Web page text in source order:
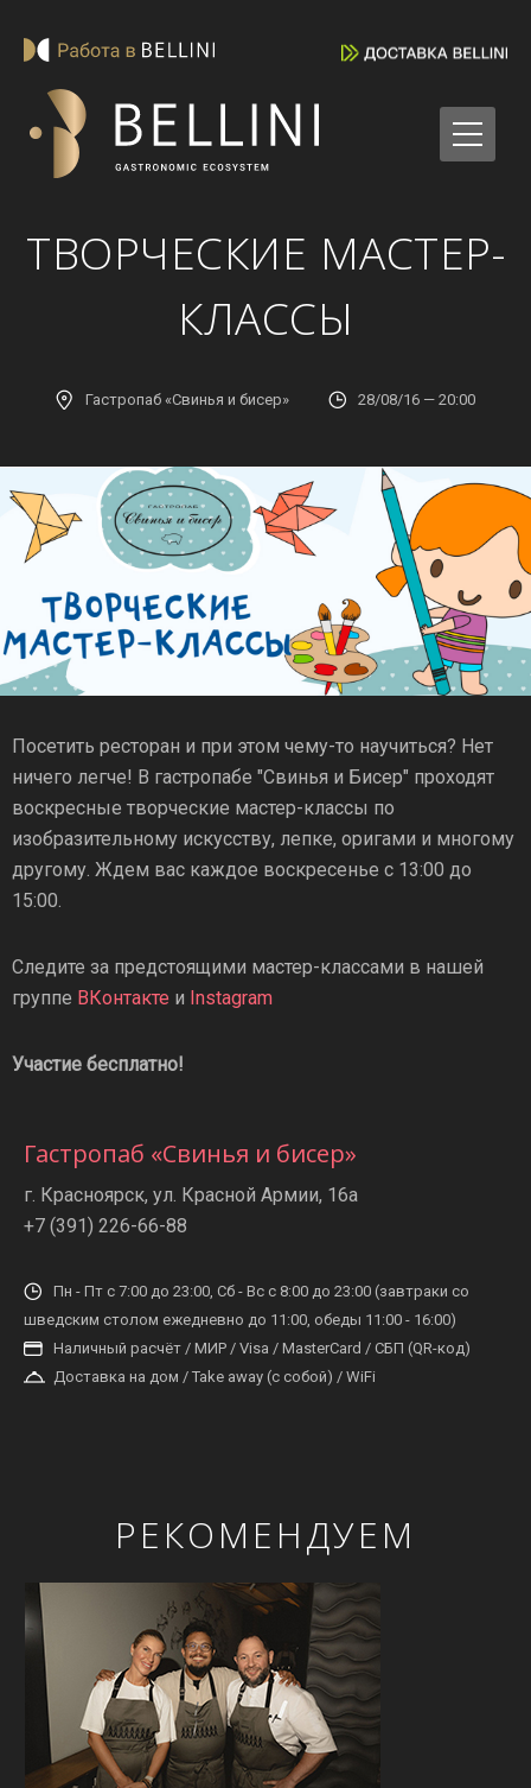
ТВОРЧЕСКИЕ МАСТЕР-
КЛАССЫ
Гастропаб «Свинья и бисер» 28/08/16 — 20:00
Посетить ресторан и при этом чему-то научиться? Нет
ничего легче! В гастропабе "Свинья и Бисер" проходят
воскресные творческие мастер-классы по
изобразительному искусству, лепке, оригами и многому
другому. Ждем вас каждое воскресенье с 13:00 до
15:00.
Следите за предстоящими мастер-классами в нашей
группе ВКонтакте и Instagram
Участие бесплатно!
Гастропаб «Свинья и бисер»
г. Красноярск, ул. Красной Армии, 16а
+7 (391) 226-66-88
Пн - Пт с 7:00 до 23:00, Сб - Вс с 8:00 до 23:00 (завтраки со
шведским столом ежедневно до 11:00, обеды 11:00 - 16:00)
Наличный расчёт / МИР / Visa / MasterCard / СБП (QR-код)
Доставка на дом / Take away (с собой) / WiFi
РЕКОМЕНДУЕМ